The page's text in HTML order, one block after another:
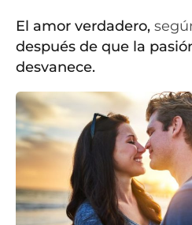
El amor verdadero,
después de que la
desvanece.